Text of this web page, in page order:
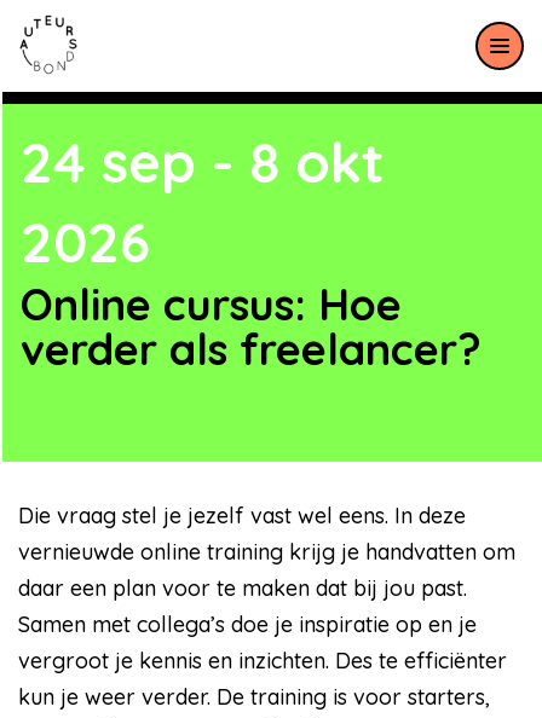
Meteen naar de content
24 sep - 8 okt
2026
Online cursus: Hoe
verder als freelancer?
Die vraag stel je jezelf vast wel eens. In deze
vernieuwde online training krijg je handvatten om
daar een plan voor te maken dat bij jou past.
Samen met collega’s doe je inspiratie op en je
vergroot je kennis en inzichten. Des te efficiënter
kun je weer verder. De training is voor starters,